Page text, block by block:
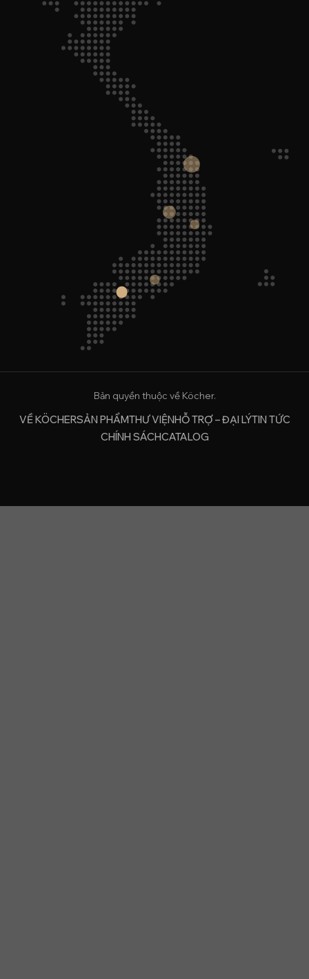
Bản quyền thuộc về Köcher.
VỀ KÖCHERSẢN PHẨMTHƯ VIỆNHỖ TRỢ – ĐẠI LÝTIN TỨC
CHÍNH SÁCHCATALOG